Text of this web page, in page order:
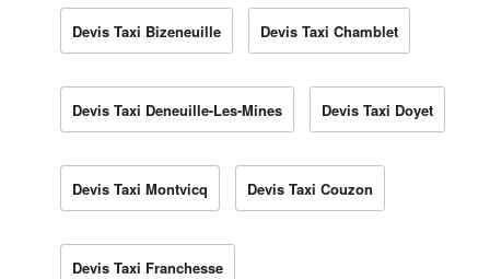
Devis Taxi Bizeneuille Devis Taxi Chamblet
Devis Taxi Deneuille-Les-Mines Devis Taxi Doyet
Devis Taxi Montvicq Devis Taxi Couzon
Devis Taxi Franchesse